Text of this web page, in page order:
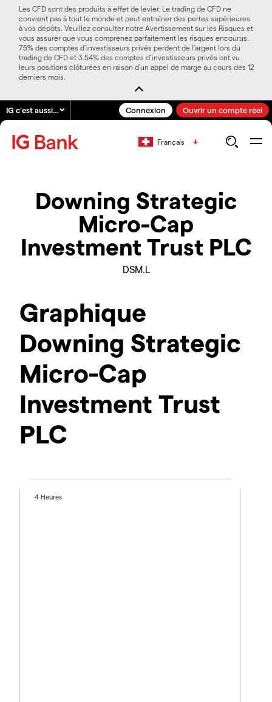
Les CFD sont des produits à effet de levier. Le trading de CFD ne
convient pas à tout le monde et peut entraîner des pertes supérieures
à vos dépôts. Veuillez consulter notre Avertissement sur les Risques et
vous assurer que vous comprenez parfaitement les risques encourus.
75% des comptes d’investisseurs privés perdent de l’argent lors du
trading de CFD et 3.54% des comptes d’investisseurs privés ont vu
leurs positions clôturées en raison d’un appel de marge au cours des 12
derniers mois.
IG c'est aussi… Connexion Ouvrir un compte réel
Français
Downing Strategic
Micro-Cap
Investment Trust PLC
DSM.L
Graphique
Downing Strategic
Micro-Cap
Investment Trust
PLC
4 Heures